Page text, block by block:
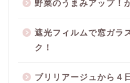
野菜のうまみアップ！
遮光フィルムで窓ガラ
ク！
ブリリアージュから４